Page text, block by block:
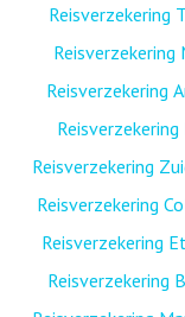
Reisverzekering
Reisverzekering
Reisverzekering
Reisverzekering
Reisverzekering
Reisverzekering
Reisverzekering